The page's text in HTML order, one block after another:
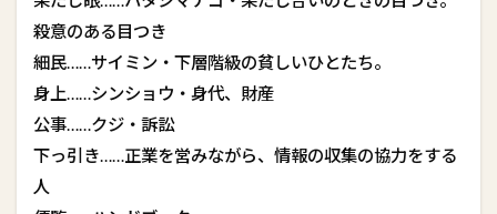
殺意のある目つき
細民……サイミン・下層階級の貧しいひとたち。
身上……シンショウ・身代、財産
公事……クジ・訴訟
下っ引き……正業を営みながら、情報の収集の協力をする
人